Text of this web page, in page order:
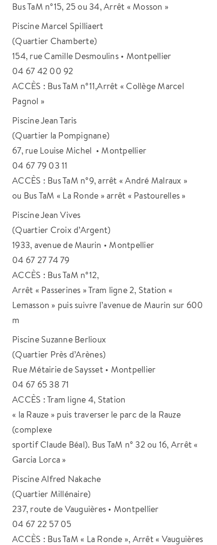
Bus TaM n°15, 25 ou 34, Arrêt « Mosson »
Piscine Marcel Spilliaert
(Quartier Chamberte)
154, rue Camille Desmoulins • Montpellier
04 67 42 00 92
ACCÈS : Bus TaM n°11,Arrêt « Collège Marcel
Pagnol »
Piscine Jean Taris
(Quartier la Pompignane)
67, rue Louise Michel • Montpellier
04 67 79 03 11
ACCÈS : Bus TaM n°9, arrêt « André Malraux »
ou Bus TaM « La Ronde » arrêt « Pastourelles »
Piscine Jean Vives
(Quartier Croix d’Argent)
1933, avenue de Maurin • Montpellier
04 67 27 74 79
ACCÈS : Bus TaM n°12,
Arrêt « Passerines » Tram ligne 2, Station «
Lemasson » puis suivre l’avenue de Maurin sur 600
m
Piscine Suzanne Berlioux
(Quartier Près d’Arènes)
Rue Métairie de Saysset • Montpellier
04 67 65 38 71
ACCÈS : Tram ligne 4, Station
« la Rauze » puis traverser le parc de la Rauze
(complexe
sportif Claude Béal). Bus TaM n° 32 ou 16, Arrêt «
Garcia Lorca »
Piscine Alfred Nakache
(Quartier Millénaire)
237, route de Vauguières • Montpellier
04 67 22 57 05
ACCÈS : Bus TaM « La Ronde », Arrêt « Vauguières